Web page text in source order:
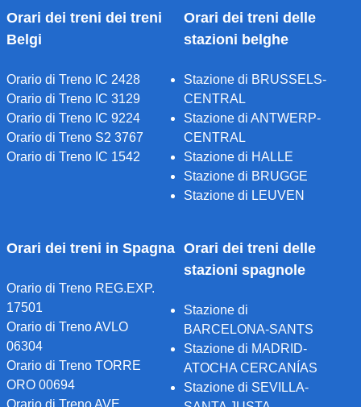
Orari dei treni dei treni
Belgi
Orario di Treno IC 2428
Orario di Treno IC 3129
Orario di Treno IC 9224
Orario di Treno S2 3767
Orario di Treno IC 1542
Orari dei treni delle
stazioni belghe
Stazione di BRUSSELS-
CENTRAL
Stazione di ANTWERP-
CENTRAL
Stazione di HALLE
Stazione di BRUGGE
Stazione di LEUVEN
Orari dei treni in Spagna
Orario di Treno REG.EXP.
17501
Orario di Treno AVLO
06304
Orario di Treno TORRE
ORO 00694
Orario di Treno AVE
Orari dei treni delle
stazioni spagnole
Stazione di
BARCELONA-SANTS
Stazione di MADRID-
ATOCHA CERCANÍAS
Stazione di SEVILLA-